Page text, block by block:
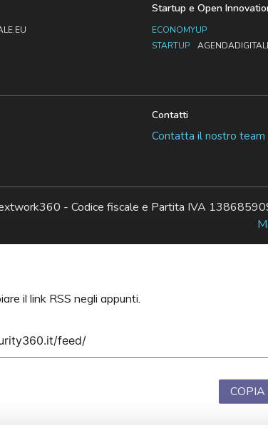
Startup e Open
ECONOMYUP
STARTUP
Contatti
Contatta il nostro team
- Codice fiscale e Partita IVA
il link RSS negli appunti.